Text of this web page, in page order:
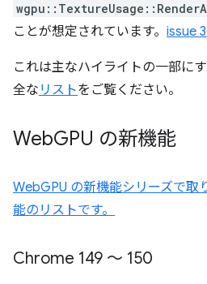
ことが想定されています。 issue
これは主なハイライトの一部に
全な リストをご覧ください。
WebGPU の新機能
WebGPU の新機能シリーズで取
能のリストです。
Chrome 149 ～ 150